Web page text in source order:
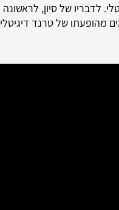
לדבריו של סיון, לראשונה
מהופעתו של טרנד דיגיטלי